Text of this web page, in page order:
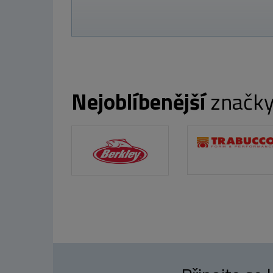
Nejoblíbenější